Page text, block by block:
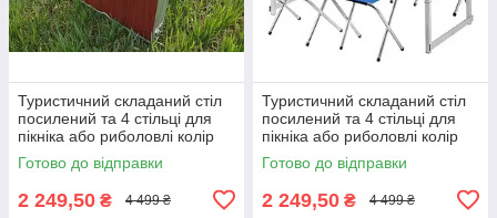
Туристичний складаний стіл
посилений та 4 стільці для
пікніка або риболовлі колір
темне дерево
Готово до відправки
2 249,50 ₴ 4 499 ₴
Туристичний складаний стіл
посилений та 4 стільці для
пікніка або риболовлі колір
синій
Готово до відправки
2 249,50 ₴ 4 499 ₴